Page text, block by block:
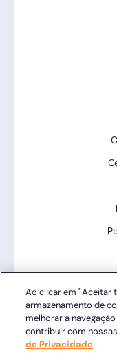
Ao clicar em "Aceitar
armazenamento de
melhorar a
contribuir com
de Privacidade